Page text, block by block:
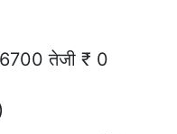
तेजी ₹ 0